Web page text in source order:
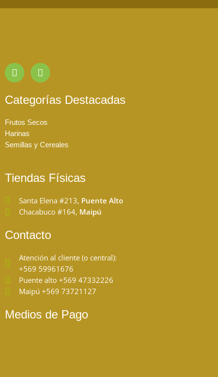
I
n
s
t
a
r
a
m
F
a
c
e
b
o
Categorías Destacadas
Frutos Secos
Harinas
Semillas y Cereales
Tiendas Físicas
Santa Elena #213, Puente Alto
Chacabuco #164, Maipú
Contacto
Atención al cliente (o central):
+569 59961676
Puente alto +569 47332226
Maipú +569 73721127
Medios de Pago